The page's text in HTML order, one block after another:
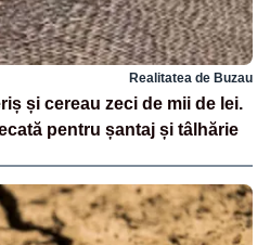
Realitatea de Buzau
și cereau zeci de mii de lei.
pentru șantaj și tâlhărie